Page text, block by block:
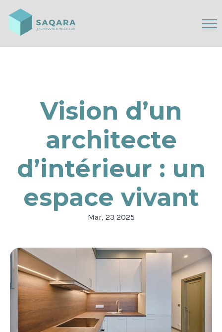
Vision d’un
architecte
d’intérieur : un
espace vivant
Mar, 23 2025